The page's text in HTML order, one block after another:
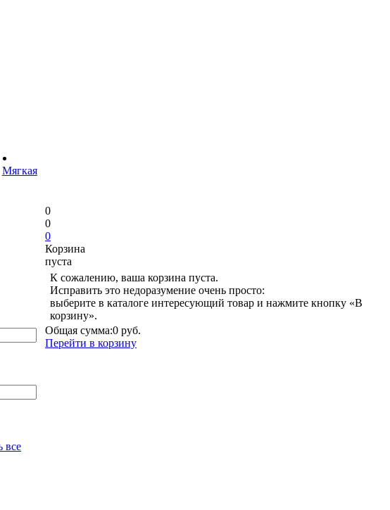
Мягкая
0
0
0
Корзина
пуста
К сожалению, ваша корзина пуста.
Исправить это недоразумение очень просто:
выберите в каталоге интересующий товар и нажмите кнопку «В
корзину».
Общая сумма:0 руб.
Перейти в корзину
все